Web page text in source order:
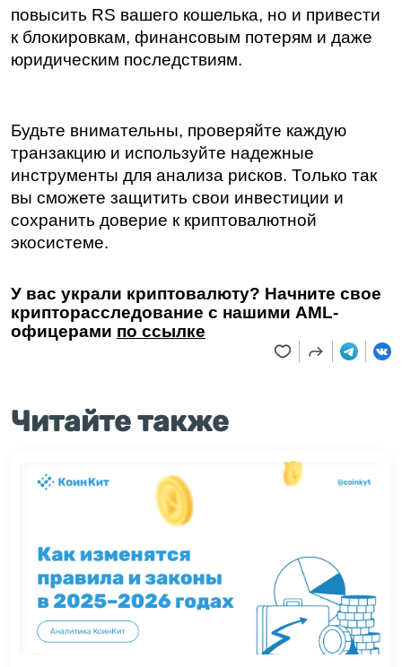
повысить RS вашего кошелька, но и привести
к блокировкам, финансовым потерям и даже
юридическим последствиям.
Будьте внимательны, проверяйте каждую
транзакцию и используйте надежные
инструменты для анализа рисков. Только так
вы сможете защитить свои инвестиции и
сохранить доверие к криптовалютной
экосистеме.
У вас украли криптовалюту? Начните свое
крипторасследование с нашими AML-
офицерами по ссылке
Читайте также